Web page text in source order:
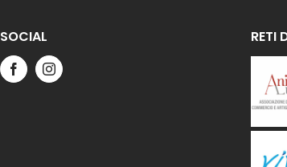
SOCIAL RETI